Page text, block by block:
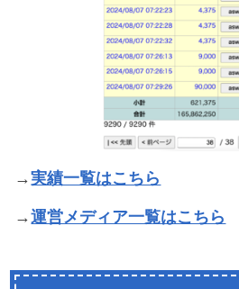
→実績一覧はこちら
→運営メディア一覧はこちら